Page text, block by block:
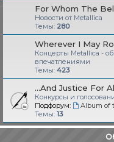
For Whom The
Новости от Metallica
Темы: 280
Wherever I May
Концерты Metallica -
впечатлениями
Темы: 423
...And Justice For
Конкурсы и
Подфорум:
Album of
Темы: 13